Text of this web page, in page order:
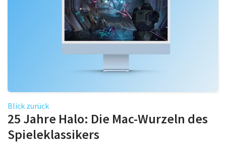
Blick zurück
25 Jahre Halo: Die Mac-Wurzeln des
Spieleklassikers